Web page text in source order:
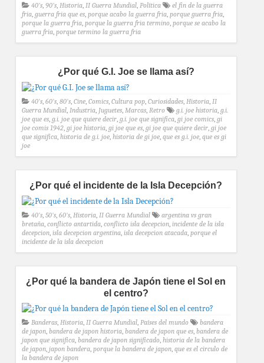
40's, 90's, Historia, II Guerra Mundial, Política
el fin de la guerra
fria, guerra fria que es, porque acabo la guerra fria, porque guerra fria,
porque la guerra fria, porque la guerra fria termino, porque se acabo la
guerra fria, porque termino la guerra fria
¿Por qué G.I. Joe se llama así?
40's 60's 80's Cine Comics Cultura pop Curiosidades Historia II
Guerra Mundial Industria Juguetes Marcas Retro g.i. joe historia g.i.
joe que es g.i. joe que quiere decir g.i. joe que significa gi joe comics gi
joe comis 1942 gi joe historia gi joe que es gi joe que quiere decir gi joe
que significa historia de g.i. joe historia de gi joe que es g.i. joe que es gi
joe
¿Por qué el incidente de la Isla Decepción?
40's 50's 60's Historia II Guerra Mundial
argentina vs gran
bretaña conflicto antartida conflicto isla decepcion incidente de la isla
decepcion isla decepcion argentina isla decepcion atacada porque el
incidente de la isla decepcion
¿Por qué la bandera de Japón tiene el Sol en
el centro?
Banderas, Historia, II Guerra Mundial, Países del mundo
bandera
de japon, bandera de japon historia, bandera de japon que es, bandera de
japon que significa, bandera de japon significado, historia de la bandera
de japon, japon bandera, porque la bandera de japon, que es el circulo de
la bandera de japon